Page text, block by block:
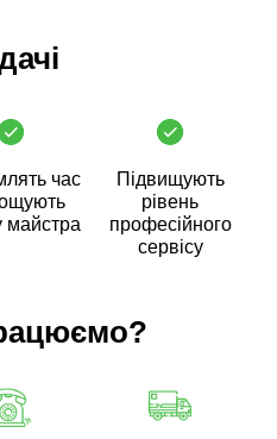
час
майстра
Підвищують
рівень
професійного
сервісу